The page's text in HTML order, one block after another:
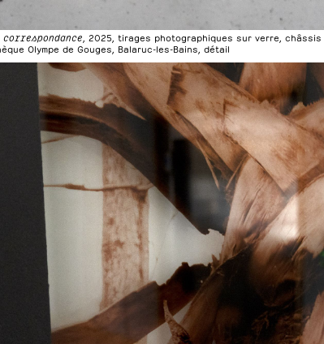
correspondance, 2025, tirages photographiques sur verre,
Olympe de Gouges, Balaruc-les-Bains, détail